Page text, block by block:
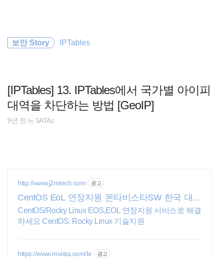
로
[IPTables] 13. IPTables에서 국가별 아이피
대역을 차단하는 방법 [GeoIP]
보안 Story IPTables
9년 전 bySATAz
http://www.j2mtech.com 광고
CentOS EoL 연장지원 몬타비스타SW 한국 대리
점
CentOS/Rocky Linux EOS,EOL 연장지원 서비스로 해결
하세요 CentOS, Rocky Linux 기술지원
https://www.mvista.com/kr 광고
정보보안
자격증 신청 방법
2017 상반기
정보보안 자격증
ftp